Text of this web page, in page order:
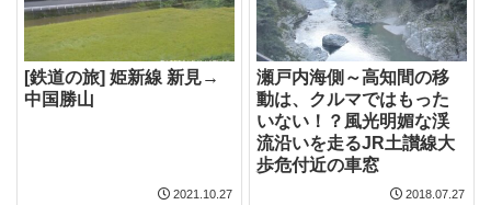
[鉄道の旅] 姫新線 新見→
中国勝山
2021.10.27
瀬戸内海側～高知間の移
動は、クルマではもった
いない！？風光明媚な渓
流沿いを走るJR土讃線大
歩危付近の車窓
2018.07.27